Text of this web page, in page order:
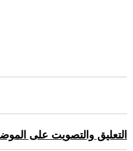
التعليق والتصويت على